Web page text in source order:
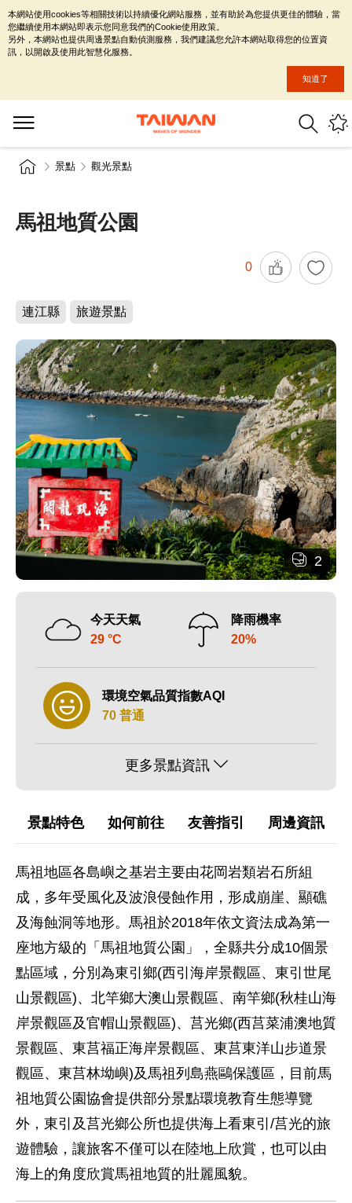
景點 觀光景點
馬祖地質公園
0
連江縣 旅遊景點
2
今天天氣
29 °C
降雨機率
20%
環境空氣品質指數AQI
70 普通
更多景點資訊
景點特色 如何前往 友善指引 周邊資訊
馬祖地區各島嶼之基岩主要由花岡岩類岩石所組
成，多年受風化及波浪侵蝕作用，形成崩崖、顯礁
及海蝕洞等地形。馬祖於2018年依文資法成為第一
座地方級的「馬祖地質公園」，全縣共分成10個景
點區域，分別為東引鄉(西引海岸景觀區、東引世尾
山景觀區)、北竿鄉大澳山景觀區、南竿鄉(秋桂山海
岸景觀區及官帽山景觀區)、莒光鄉(西莒菜浦澳地質
景觀區、東莒福正海岸景觀區、東莒東洋山步道景
觀區、東莒林坳嶼)及馬祖列島燕鷗保護區，目前馬
祖地質公園協會提供部分景點環境教育生態導覽
外，東引及莒光鄉公所也提供海上看東引/莒光的旅
遊體驗，讓旅客不僅可以在陸地上欣賞，也可以由
海上的角度欣賞馬祖地質的壯麗風貌。
本網站使用cookies等相關技術以持續優化網站服務，並有助於為您提供更佳的體驗，當
您繼續使用本網站即表示您同意我們的Cookie使用政策。
另外，本網站也提供周邊景點自動偵測服務，我們建議您允許本網站取得您的位置資
訊，以開啟及使用此智慧化服務。
知道了